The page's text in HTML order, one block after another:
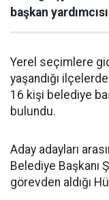
başkan
Yerel seçimlere
yaşandığı
16 kişi belediye
bulundu.
Aday adayları
Belediye Başkanı
görevden aldığı